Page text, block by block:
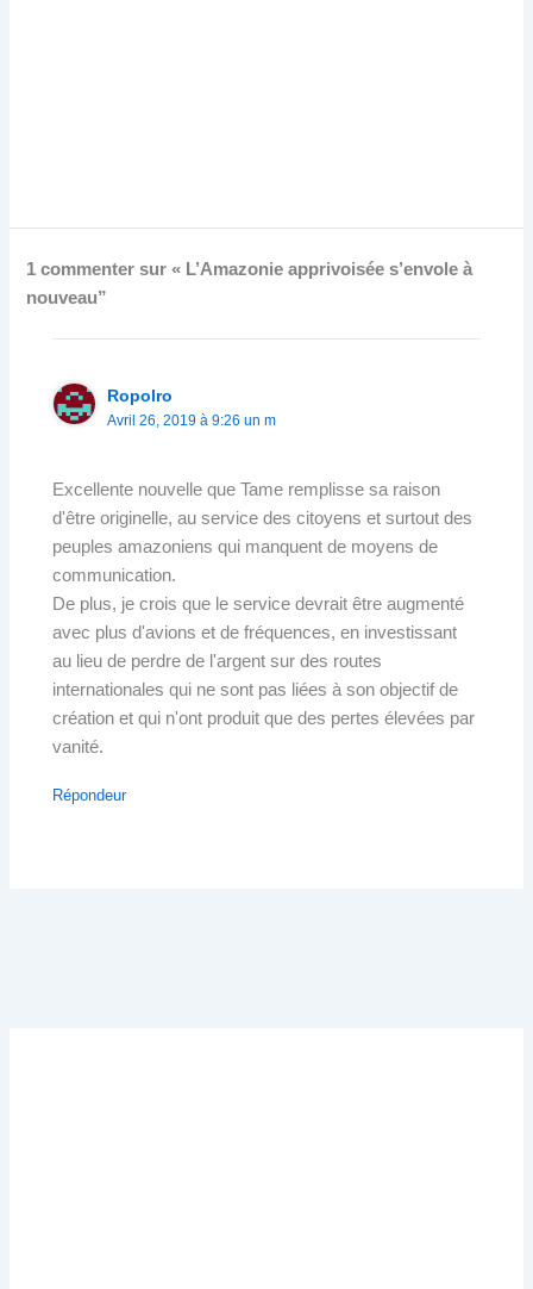
1 commenter sur « L’Amazonie apprivoisée s’envole à
nouveau”
Ropolro
Avril 26, 2019 à 9:26 un m
Excellente nouvelle que Tame remplisse sa raison
d'être originelle, au service des citoyens et surtout des
peuples amazoniens qui manquent de moyens de
communication.
De plus, je crois que le service devrait être augmenté
avec plus d'avions et de fréquences, en investissant
au lieu de perdre de l'argent sur des routes
internationales qui ne sont pas liées à son objectif de
création et qui n'ont produit que des pertes élevées par
vanité.
Répondeur